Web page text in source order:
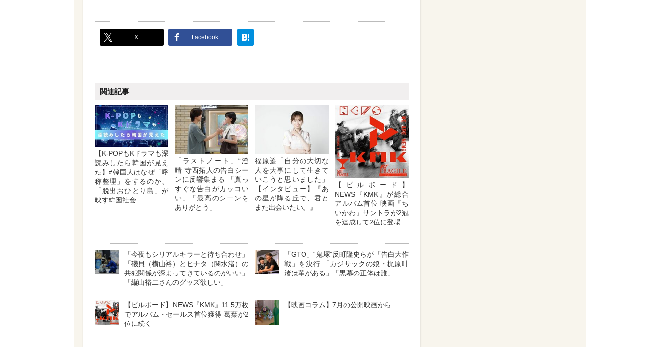
X Facebook
関連記事
【K-POPもKドラマも深
読みしたら韓国が見え
た】#韓国人はなぜ「呼
称整理」をするのか、
「脱出おひとり島」が
映す韓国社会
「ラストノート」“澄
晴”寺西拓人の告白シー
ンに反響集まる 「真っ
すぐな告白がカッコい
い」「最高のシーンを
ありがとう」
福原遥「自分の大切な
人を大事にして生きて
いこうと思いました」
【インタビュー】『あ
の星が降る丘で、君と
また出会いたい。』
【ビルボード】
NEWS『KMK』が総合
アルバム首位 映画『ち
いかわ』サントラが2冠
を達成して2位に登場
「今夜もシリアルキラーと待ち合わせ」
「磯貝（横山裕）とヒナタ（関水渚）の
共犯関係が深まってきているのがいい」
「縦山裕二さんのグッズ欲しい」
「GTO」“鬼塚”反町隆史らが「告白大作
戦」を決行 「カジサックの娘・梶原叶
渚は華がある」「黒幕の正体は誰」
【ビルボード】NEWS『KMK』11.5万枚
でアルバム・セールス首位獲得 葛葉が2
位に続く
【映画コラム】7月の公開映画から